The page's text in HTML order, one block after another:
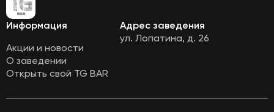
Информация
Акции и новости
О заведении
Открыть свой TG BAR
Адрес заведения
ул. Лопатина, д. 26